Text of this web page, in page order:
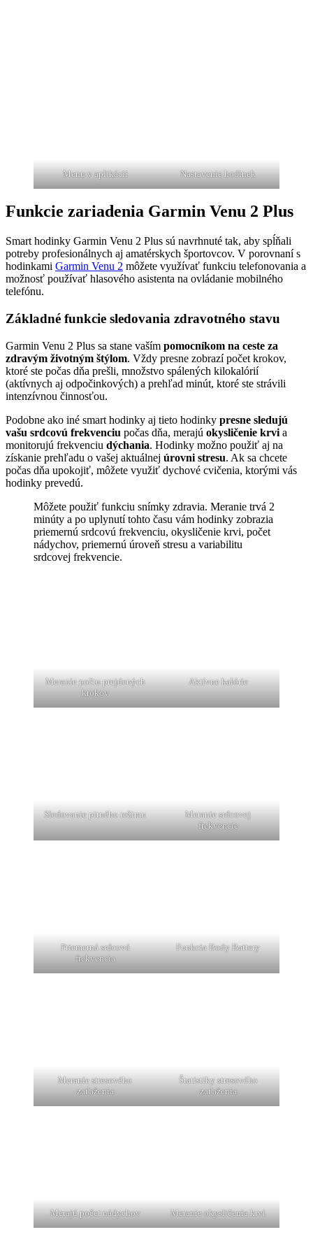
Menu v aplikácii Nastavenie hodinek
Funkcie zariadenia Garmin Venu 2 Plus
Smart hodinky Garmin Venu 2 Plus sú navrhnuté tak, aby spĺňali
potreby profesionálnych aj amatérskych športovcov. V porovnaní s
hodinkami Garmin Venu 2 môžete využívať funkciu telefonovania a
možnosť používať hlasového asistenta na ovládanie mobilného
telefónu.
Základné funkcie sledovania zdravotného stavu
Garmin Venu 2 Plus sa stane vaším pomocníkom na ceste za
zdravým životným štýlom. Vždy presne zobrazí počet krokov,
ktoré ste počas dňa prešli, množstvo spálených kilokalórií
(aktívnych aj odpočinkových) a prehľad minút, ktoré ste strávili
intenzívnou činnosťou.
Podobne ako iné smart hodinky aj tieto hodinky presne sledujú
vašu srdcovú frekvenciu počas dňa, merajú okysličenie krvi a
monitorujú frekvenciu dýchania. Hodinky možno použiť aj na
získanie prehľadu o vašej aktuálnej úrovni stresu. Ak sa chcete
počas dňa upokojiť, môžete využiť dychové cvičenia, ktorými vás
hodinky prevedú.
Môžete použiť funkciu snímky zdravia. Meranie trvá 2
minúty a po uplynutí tohto času vám hodinky zobrazia
priemernú srdcovú frekvenciu, okysličenie krvi, počet
nádychov, priemernú úroveň stresu a variabilitu
srdcovej frekvencie.
Meranie počtu prejdených
krokov
Aktívne kalórie
Sledovanie pitného režimu
Meranie srdcovej
frekvencie
Priemerná srdcová
frekvencia
Funkcia Body Battery
Meranie stresového
zaťaženia
Štatistiky stresového
zaťaženia
Merajú počet nádychov Meranie okysličenia krvi